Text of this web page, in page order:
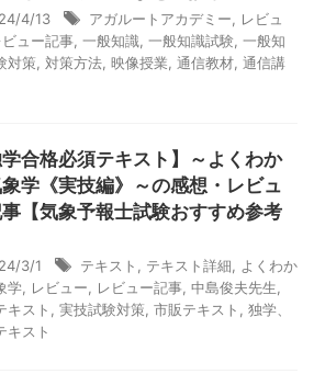
4/13 アガルートアカデミー
レビュ
ビュー記事 一般知識 一般知識試験 一般知
対策 対策方法 映像授業 通信教材 通信講
学合格必須テキスト】～よくわか
学《実技編》～の感想・レビュ
【気象予報士試験おすすめ参考
3/1 テキスト テキスト詳細
よくわか
学
レビュー レビュー記事 中島俊夫先生
キスト
実技試験対策 市販テキスト
独学、
キスト